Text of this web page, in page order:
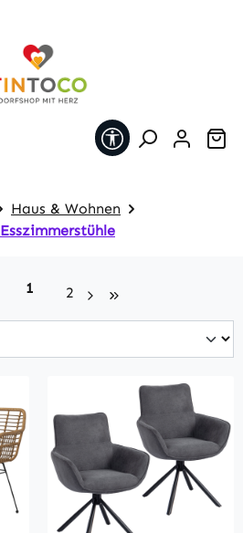
Werkzeugleiste
Haus & Wohnen
Esszimmerstühle
Seite
1 Seite
2